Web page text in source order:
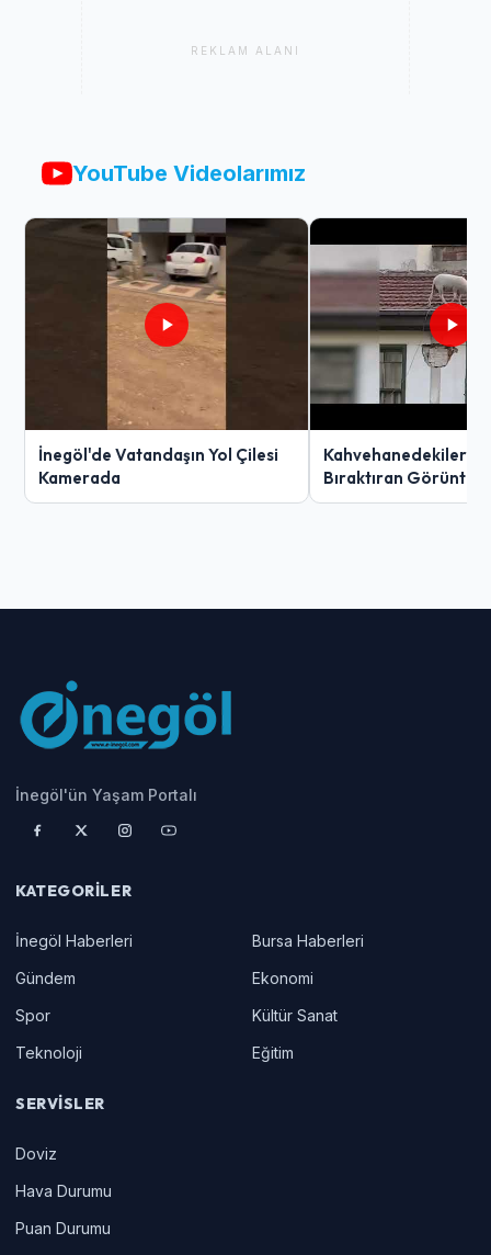
REKLAM ALANI
YouTube Videolarımız
İnegöl'de Vatandaşın Yol Çilesi
Kamerada
Kahvehanedekiler
Bıraktıran Görüntü!
İnegöl'ün Yaşam Portalı
KATEGORILER
İnegöl Haberleri
Bursa Haberleri
Gündem
Ekonomi
Spor
Kültür Sanat
Teknoloji
Eğitim
SERVISLER
Doviz
Hava Durumu
Puan Durumu